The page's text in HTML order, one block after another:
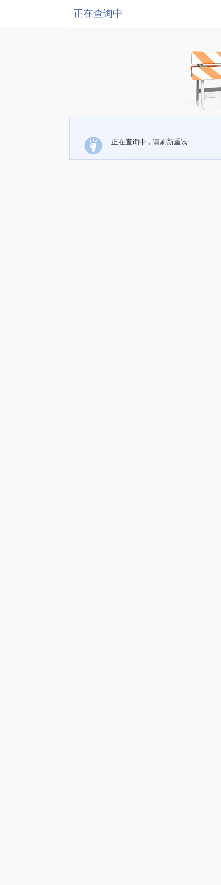
正在查询中
正在查询中，请刷新重试